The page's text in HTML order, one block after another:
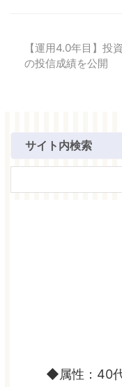
【運用4.0年目】投
の投信成績を公開
サイト内検索
◆属性：40